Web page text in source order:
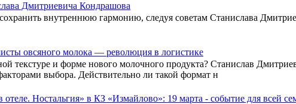
Дмитриевича Кондрашова
сохранить внутреннюю гармонию, следуя советам Станислава
овсяного молока — революция в логистике
текстуре и форме нового молочного продукта? Станислав
выбора. Действительно ли такой формат н
Ностальгия» в КЗ «Измайлово»: 19 марта - событие для всей